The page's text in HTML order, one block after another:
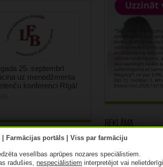
25. septembrī
uz menedžmenta
konferenci Rīgā!
Reklāma
veselības aprūpes nozares speciālistiem.
radušies,nespeciālistiem interpretējot vai nelietderīgi